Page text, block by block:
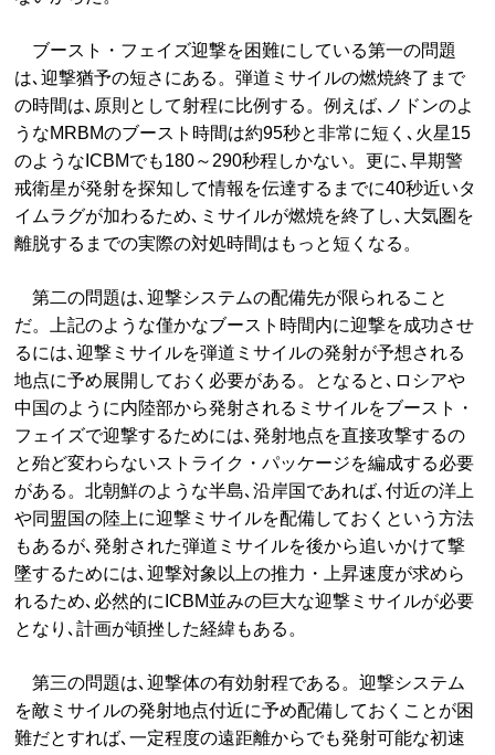
ブースト・フェイズ迎撃を困難にしている第一の問題
は､迎撃猶予の短さにある。弾道ミサイルの燃焼終了まで
の時間は､原則として射程に比例する。例えば､ノドンのよ
うなMRBMのブースト時間は約95秒と非常に短く､火星15
のようなICBMでも180～290秒程しかない。更に､早期警
戒衛星が発射を探知して情報を伝達するまでに40秒近いタ
イムラグが加わるため､ミサイルが燃焼を終了し､大気圏を
離脱するまでの実際の対処時間はもっと短くなる。
第二の問題は､迎撃システムの配備先が限られること
だ。上記のような僅かなブースト時間内に迎撃を成功させ
るには､迎撃ミサイルを弾道ミサイルの発射が予想される
地点に予め展開しておく必要がある。となると､ロシアや
中国のように内陸部から発射されるミサイルをブースト・
フェイズで迎撃するためには､発射地点を直接攻撃するの
と殆ど変わらないストライク・パッケージを編成する必要
がある。北朝鮮のような半島､沿岸国であれば､付近の洋上
や同盟国の陸上に迎撃ミサイルを配備しておくという方法
もあるが､発射された弾道ミサイルを後から追いかけて撃
墜するためには､迎撃対象以上の推力・上昇速度が求めら
れるため､必然的にICBM並みの巨大な迎撃ミサイルが必要
となり､計画が頓挫した経緯もある。
第三の問題は､迎撃体の有効射程である。迎撃システム
を敵ミサイルの発射地点付近に予め配備しておくことが困
難だとすれば､一定程度の遠距離からでも発射可能な初速